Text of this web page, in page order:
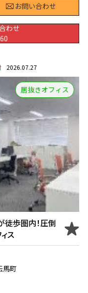
お問い合わせ
わせ
2026.07.27
居抜きオフィス
徒歩圏内！圧倒
ス
馬町